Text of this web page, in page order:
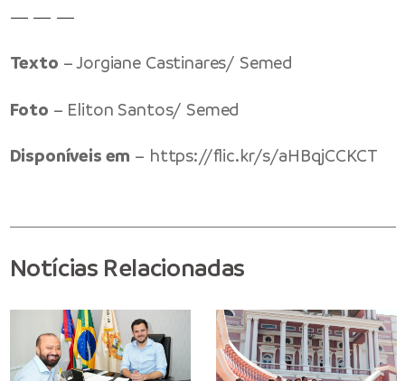
— — —
Texto – Jorgiane Castinares/ Semed
Foto – Eliton Santos/ Semed
Disponíveis em – https://flic.kr/s/aHBqjCCKCT
Notícias Relacionadas